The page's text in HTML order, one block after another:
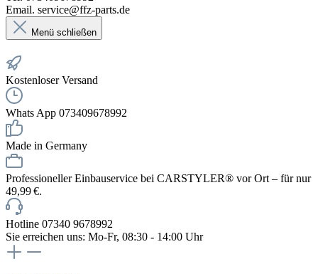
Email. service@ffz-parts.de
Menü schließen
Kostenloser Versand
Whats App 073409678992
Made in Germany
Professioneller Einbauservice bei CARSTYLER® vor Ort – für nur
49,99 €.
Hotline 07340 9678992
Sie erreichen uns: Mo-Fr, 08:30 - 14:00 Uhr